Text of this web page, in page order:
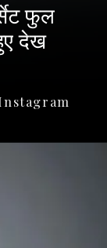
फुल
देख